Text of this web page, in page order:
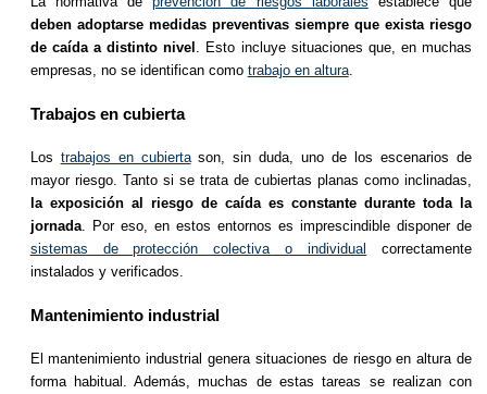
deben adoptarse medidas preventivas siempre que exista riesgo
de caída a distinto nivel
. Esto incluye situaciones que, en muchas
empresas, no se identifican como trabajo en altura.
Trabajos en cubierta
Los trabajos en cubiertason, sin duda, uno de los escenarios de
mayor riesgo. Tanto si se trata de cubiertas planas como inclinadas,
la exposición al riesgo de caída es constante durante toda la
jornada. Por eso, en estos entornos es imprescindible disponer de
sistemas de protección colectiva o individual
correctamente
instalados y verificados.
Mantenimiento industrial
El mantenimiento industrial genera situaciones de riesgo en altura de
forma habitual. Además, muchas de estas tareas se realizan con